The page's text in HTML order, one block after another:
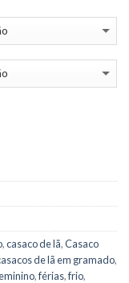
,casaco de lã,Casaco
de lã em gramado,
,férias,frio,